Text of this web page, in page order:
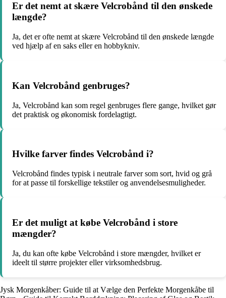
Er det nemt at skære Velcrobånd til den ønskede
længde?
Ja, det er ofte nemt at skære Velcrobånd til den ønskede længde
ved hjælp af en saks eller en hobbykniv.
Kan Velcrobånd genbruges?
Ja, Velcrobånd kan som regel genbruges flere gange, hvilket gør
det praktisk og økonomisk fordelagtigt.
Hvilke farver findes Velcrobånd i?
Velcrobånd findes typisk i neutrale farver som sort, hvid og grå
for at passe til forskellige tekstiler og anvendelsesmuligheder.
Er det muligt at købe Velcrobånd i store
mængder?
Ja, du kan ofte købe Velcrobånd i store mængder, hvilket er
ideelt til større projekter eller virksomhedsbrug.
Jysk Morgenkåber: Guide til at Vælge den Perfekte Morgenkåbe til